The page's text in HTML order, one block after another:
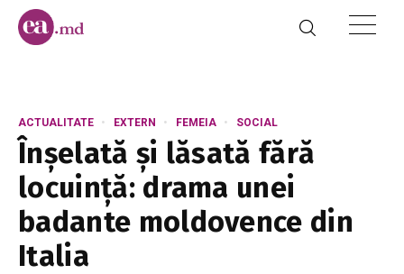
ACTUALITATE EXTERN FEMEIA SOCIAL
Înșelată și lăsată fără
locuință: drama unei
badante moldovence din
Italia